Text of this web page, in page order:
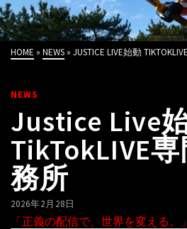
HOME » NEWS » JUSTICE LIVE始動
NEWS
Justice Live
TikTokLIVE
務所
2026年2月28日
「正義の配信で、世界を変える。」